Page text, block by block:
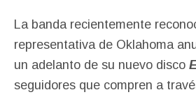
La banda recientemente
representativa de Oklahoma
un adelanto de su nuevo disco
seguidores que compren a